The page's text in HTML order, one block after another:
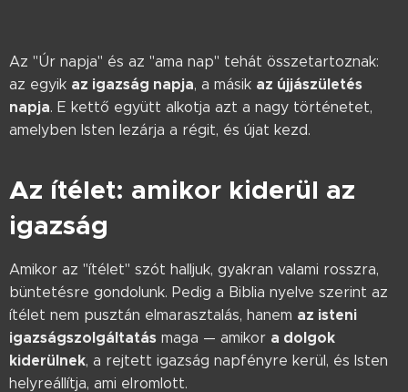
Az "Úr napja" és az "ama nap" tehát összetartoznak:
az egyik az igazság napja, a másik az újjászületés
napja. E kettő együtt alkotja azt a nagy történetet,
amelyben Isten lezárja a régit, és újat kezd.
Az ítélet: amikor kiderül az
igazság
Amikor az "ítélet" szót halljuk, gyakran valami rosszra,
büntetésre gondolunk. Pedig a Biblia nyelve szerint az
ítélet nem pusztán elmarasztalás, hanem az isteni
igazságszolgáltatás maga — amikor a dolgok
kiderülnek, a rejtett igazság napfényre kerül, és Isten
helyreállítja, ami elromlott.